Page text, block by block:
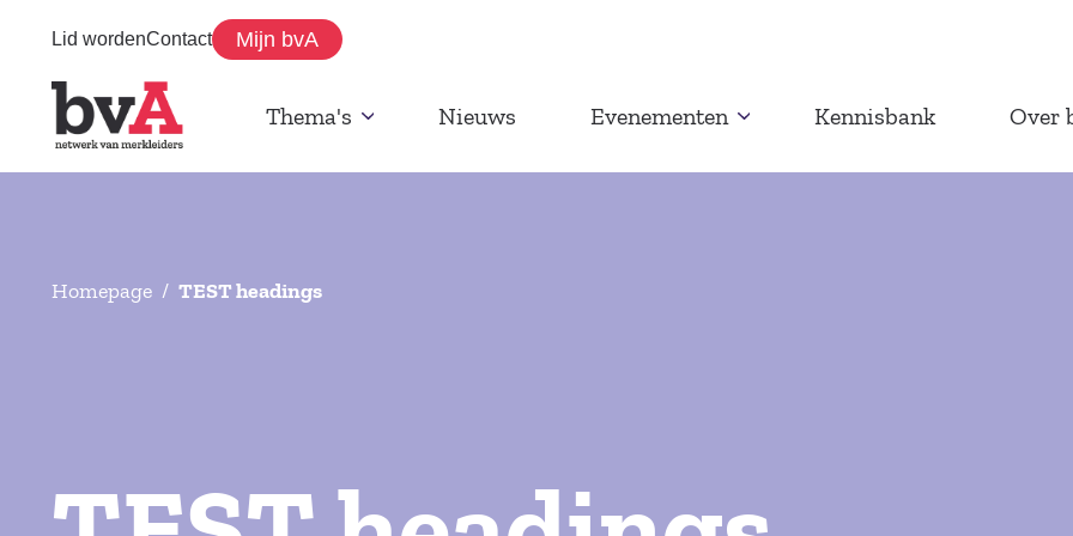
Lid wordenContact Mijn bvA
Thema's Nieuws Evenementen Kennisbank Over
Homepage / TEST headings